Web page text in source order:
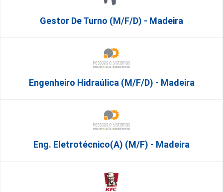
Gestor De Turno (m/f/d) - Madeira
Engenheiro Hidraúlica (m/f/d) - Madeira
Eng. Eletrotécnico(a) (m/f) - Madeira